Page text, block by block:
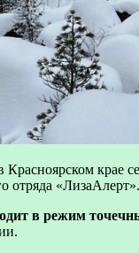
крае
отряда «ЛизаАлерт».
в режим